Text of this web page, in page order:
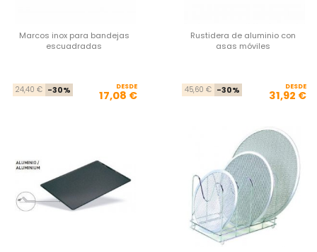
Marcos inox para bandejas
escuadradas
Precio base
24,40 € -30% Precio
DESDE
17,08 €
Rustidera de aluminio con
asas móviles
45,60 € -30% DESDE
31,92 €